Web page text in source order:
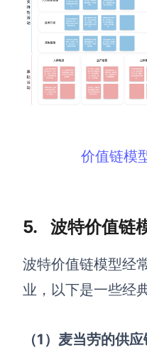
价值链模
5. 波特价值链
波特价值链模型经
业，以下是一些经
（1 ）麦当劳的供